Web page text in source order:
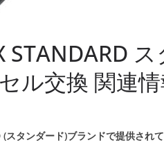
STANDARD
ル交換 関連
(スタンダード)ブランドで提供され